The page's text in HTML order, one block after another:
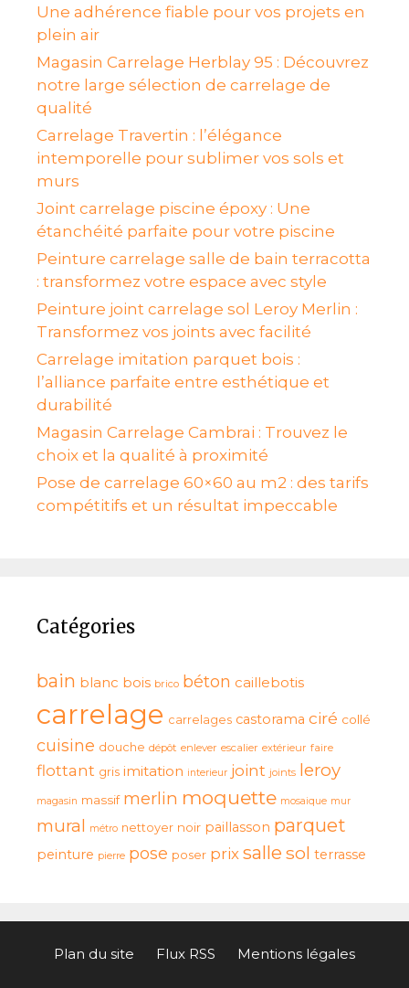
Une adhérence fiable pour vos projets en
plein air
Magasin Carrelage Herblay 95 : Découvrez
notre large sélection de carrelage de
qualité
Carrelage Travertin : l’élégance
intemporelle pour sublimer vos sols et
murs
Joint carrelage piscine époxy : Une
étanchéité parfaite pour votre piscine
Peinture carrelage salle de bain terracotta
: transformez votre espace avec style
Peinture joint carrelage sol Leroy Merlin :
Transformez vos joints avec facilité
Carrelage imitation parquet bois :
l’alliance parfaite entre esthétique et
durabilité
Magasin Carrelage Cambrai : Trouvez le
choix et la qualité à proximité
Pose de carrelage 60×60 au m2 : des tarifs
compétitifs et un résultat impeccable
Catégories
bain blanc bois brico béton caillebotis
carrelage carrelages castorama ciré collé
cuisine douche dépôt enlever escalier extérieur faire
flottant gris imitation interieur joint joints leroy
magasin massif merlin moquette mosaique mur
mural métro nettoyer noir paillasson parquet
peinture pierre pose poser prix salle sol terrasse
Plan du site Flux RSS Mentions légales